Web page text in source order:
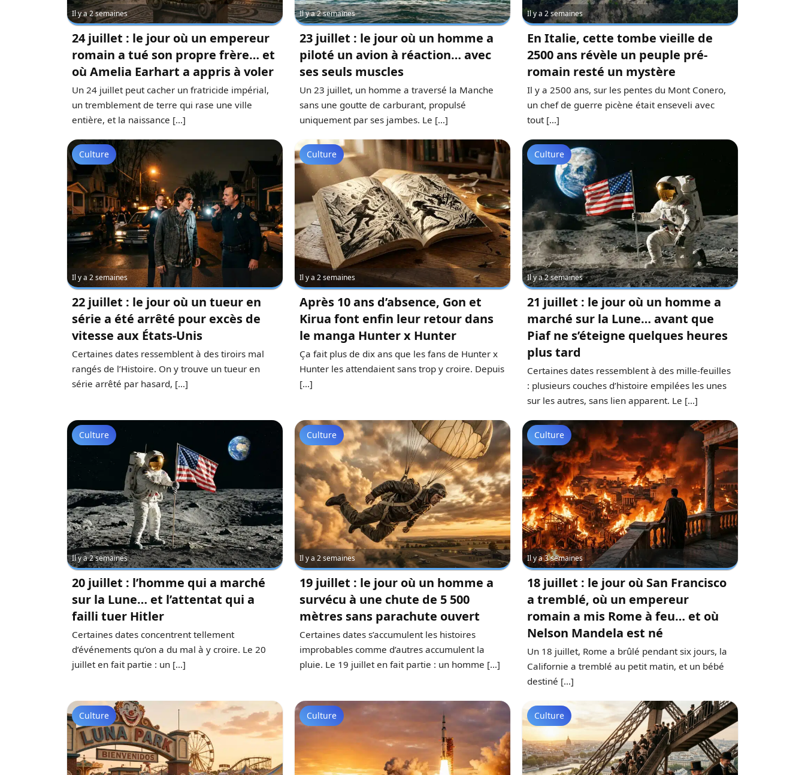
Il y a 2 semaines
24 juillet : le jour où un empereur
romain a tué son propre frère… et
où Amelia Earhart a appris à voler
Un 24 juillet peut cacher un fratricide impérial,
un tremblement de terre qui rase une ville
entière, et la naissance […]
Il y a 2 semaines
23 juillet : le jour où un homme a
piloté un avion à réaction… avec
ses seuls muscles
Un 23 juillet, un homme a traversé la Manche
sans une goutte de carburant, propulsé
uniquement par ses jambes. Le […]
Il y a 2 semaines
En Italie, cette tombe vieille de
2500 ans révèle un peuple pré-
romain resté un mystère
Il y a 2500 ans, sur les pentes du Mont Conero,
un chef de guerre picène était enseveli avec
tout […]
Culture
Il y a 2 semaines
22 juillet : le jour où un tueur en
série a été arrêté pour excès de
vitesse aux États-Unis
Certaines dates ressemblent à des tiroirs mal
rangés de l’Histoire. On y trouve un tueur en
série arrêté par hasard, […]
Culture
Il y a 2 semaines
Après 10 ans d’absence, Gon et
Kirua font enfin leur retour dans
le manga Hunter x Hunter
Ça fait plus de dix ans que les fans de Hunter x
Hunter les attendaient sans trop y croire. Depuis
[…]
Culture
Il y a 2 semaines
21 juillet : le jour où un homme a
marché sur la Lune… avant que
Piaf ne s’éteigne quelques heures
plus tard
Certaines dates ressemblent à des mille-feuilles
: plusieurs couches d’histoire empilées les unes
sur les autres, sans lien apparent. Le […]
Culture
Il y a 2 semaines
20 juillet : l’homme qui a marché
sur la Lune… et l’attentat qui a
failli tuer Hitler
Certaines dates concentrent tellement
d’événements qu’on a du mal à y croire. Le 20
juillet en fait partie : un […]
Culture
Il y a 2 semaines
19 juillet : le jour où un homme a
survécu à une chute de 5 500
mètres sans parachute ouvert
Certaines dates s’accumulent les histoires
improbables comme d’autres accumulent la
pluie. Le 19 juillet en fait partie : un homme […]
Culture
Il y a 3 semaines
18 juillet : le jour où San Francisco
a tremblé, où un empereur
romain a mis Rome à feu… et où
Nelson Mandela est né
Un 18 juillet, Rome a brûlé pendant six jours, la
Californie a tremblé au petit matin, et un bébé
destiné […]
Culture Culture Culture